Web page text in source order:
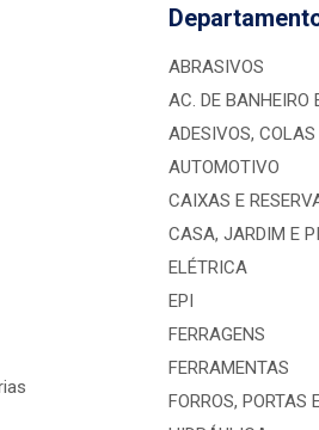
ABRASIVOS
AC. DE BANHEIRO
ADESIVOS,
AUTOMOTIVO
CAIXAS E
CASA, JARDIM E
ELÉTRICA
EPI
FERRAGENS
FERRAMENTAS
FORROS, PORTAS